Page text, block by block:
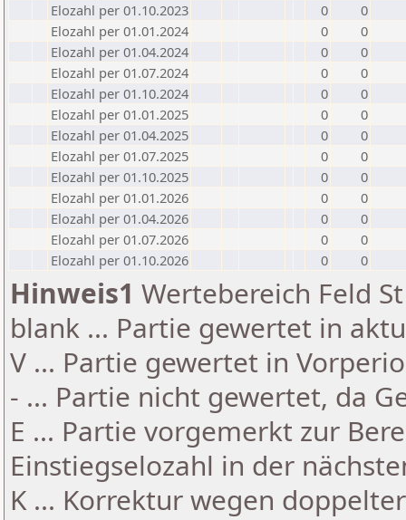
Elozahl per 01.10.2023
0
0
Elozahl per 01.01.2024
0
0
Elozahl per 01.04.2024
0
0
Elozahl per 01.07.2024
0
0
Elozahl per 01.10.2024
0
0
Elozahl per 01.01.2025
0
0
Elozahl per 01.04.2025
0
0
Elozahl per 01.07.2025
0
0
Elozahl per 01.10.2025
0
0
Elozahl per 01.01.2026
0
0
Elozahl per 01.04.2026
0
0
Elozahl per 01.07.2026
0
0
Elozahl per 01.10.2026
0 0
Hinweis1 Wertebereich Feld
blank ... Partie gewertet in
V ... Partie gewertet in
- ... Partie nicht gewertet, da
E ... Partie vorgemerkt zur
Einstiegselozahl in der
K ... Korrektur wegen